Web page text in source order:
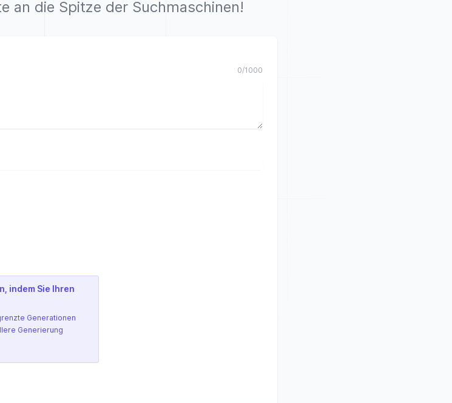
an die Spitze der Suchmaschinen!
0/1000
indem Sie Ihren
Generationen
Generierung